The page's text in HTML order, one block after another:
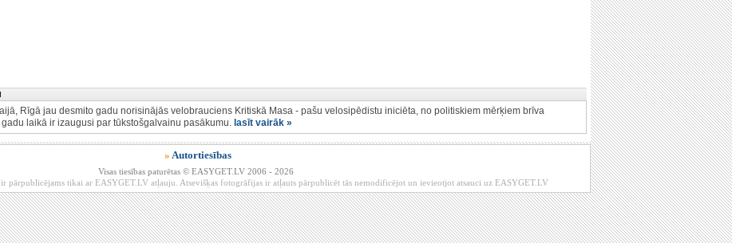
Rīgā jau desmito gadu norisinājās velobrauciens Kritiskā Masa - pašu velosipēdistu iniciēta, no politiskiem mērķiem brīva
laikā ir izaugusi par tūkstošgalvainu pasākumu. lasīt vairāk »
» Autortiesības
Visas tiesības paturētas © EASYGET.LV 2006 - 2026
pārpublicējams tikai ar EASYGET.LV atļauju. Atsevišķas fotogrāfijas ir atļauts pārpublicēt tās nemodificējot un ievieotjot atsauci uz EASYGET.LV